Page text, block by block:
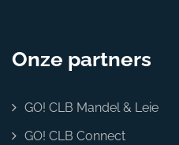
Onze partners
GO! CLB Mandel & Leie
GO! CLB Connect